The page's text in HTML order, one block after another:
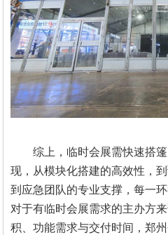
综上，临时会展需快速搭
现 ， 从模块化搭建的高效性，
到应急团队的专业支撑，每一
对于有临时会展需求的主办方
积、功能需求与交付时间，郑